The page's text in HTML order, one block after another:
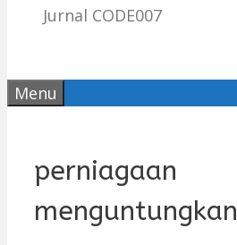
Jurnal CODE007
Menu
perniagaan
menguntungkan